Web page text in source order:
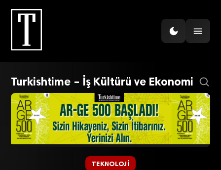
Turkishtime – İş Kültürü ve Ekonomi
TEKNOLOJI